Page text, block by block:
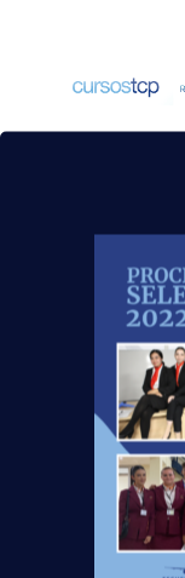
13 junio,
Las últimas
diferentes
de
buenos
nacional
5 junio,